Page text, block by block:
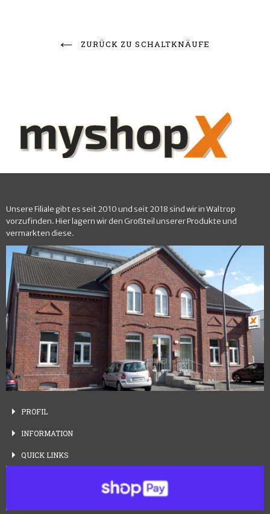
ZURÜCK ZU SCHALTKNÄUFE
Unsere Filiale gibt es seit 2010 und seit 2018 sind wir in Waltrop
vorzufinden. Hier lagern wir den Großteil unserer Produkte und
vermarkten diese.
PROFIL
INFORMATION
QUICK LINKS